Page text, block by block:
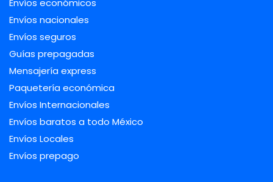
Envíos económicos
Envíos nacionales
Envíos seguros
Guías prepagadas
Mensajería express
Paquetería económica
Envíos Internacionales
Envíos baratos a todo México
Envíos Locales
Envíos prepago